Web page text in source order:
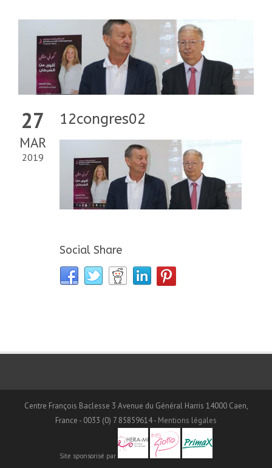
27
MAR
2019
12congres02
Social Share
Centre François Baclesse 3 Avenue du Général Harris 14000 Caen,
France - 0033 (0) 7 85859614 - Mentions légales
Site sponsorisé par